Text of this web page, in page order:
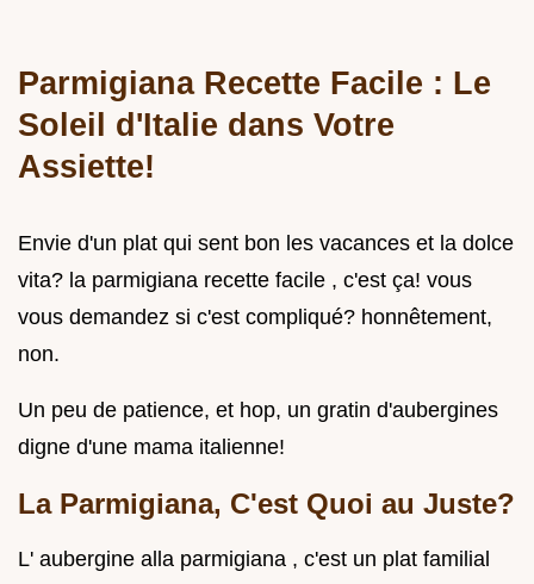
Parmigiana Recette Facile : Le
Soleil d'Italie dans Votre
Assiette!
Envie d'un plat qui sent bon les vacances et la dolce
vita? la parmigiana recette facile , c'est ça! vous
vous demandez si c'est compliqué? honnêtement,
non.
Un peu de patience, et hop, un gratin d'aubergines
digne d'une mama italienne!
La Parmigiana, C'est Quoi au Juste?
L' aubergine alla parmigiana , c'est un plat familial